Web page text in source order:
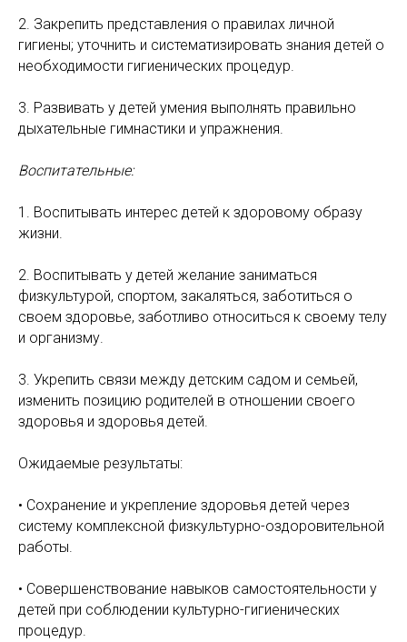
2. Закрепить представления о правилах личной
гигиены; уточнить и систематизировать знания детей о
необходимости гигиенических процедур.
3. Развивать у детей умения выполнять правильно
дыхательные гимнастики и упражнения.
Воспитательные:
1. Воспитывать интерес детей к здоровому образу
жизни.
2. Воспитывать у детей желание заниматься
физкультурой, спортом, закаляться, заботиться о
своем здоровье, заботливо относиться к своему телу
и организму.
3. Укрепить связи между детским садом и семьей,
изменить позицию родителей в отношении своего
здоровья и здоровья детей.
Ожидаемые результаты:
• Сохранение и укрепление здоровья детей через
систему комплексной физкультурно-оздоровительной
работы.
• Совершенствование навыков самостоятельности у
детей при соблюдении культурно-гигиенических
процедур.